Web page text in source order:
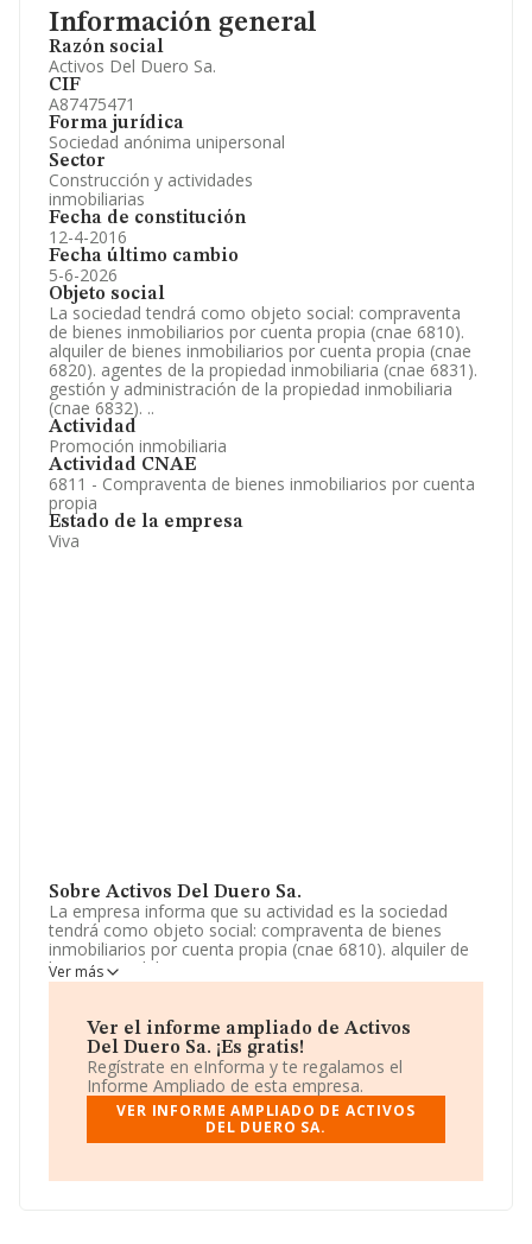
Información general
Razón social
Activos Del Duero Sa.
CIF
A87475471
Forma jurídica
Sociedad anónima unipersonal
Sector
Construcción y actividades
inmobiliarias
Fecha de constitución
12-4-2016
Fecha último cambio
5-6-2026
Objeto social
La sociedad tendrá como objeto social: compraventa
de bienes inmobiliarios por cuenta propia (cnae 6810).
alquiler de bienes inmobiliarios por cuenta propia (cnae
6820). agentes de la propiedad inmobiliaria (cnae 6831).
gestión y administración de la propiedad inmobiliaria
(cnae 6832). ..
Actividad
Promoción inmobiliaria
Actividad CNAE
6811 - Compraventa de bienes inmobiliarios por cuenta
propia
Estado de la empresa
Viva
Sobre Activos Del Duero Sa.
La empresa informa que su actividad es la sociedad
tendrá como objeto social: compraventa de bienes
inmobiliarios por cuenta propia (cnae 6810). alquiler de
bienes inmobiliarios por cuenta propia (cnae 6820).
agentes de la propiedad inmobiliaria (cnae 6831).
(cnae 6832).. La sociedad está registrada como
Sociedad Anónima. La actividad de referencia CNAE
corresponde a '%cnae%', cuyo Código es 6811. La
compañía no tiene actividad en mercados exteriores.
Ha tenido un 25% más de empleados y atendiendo a los
datos disponibles en INFORMA, ese número ha estado
Ver más
Ver el informe ampliado de Activos
Del Duero Sa. ¡Es gratis!
Regístrate en eInforma y te regalamos el
Informe Ampliado de esta empresa.
VER INFORME AMPLIADO DE ACTIVOS
DEL DUERO SA.
Información oficial y registral complementaria.